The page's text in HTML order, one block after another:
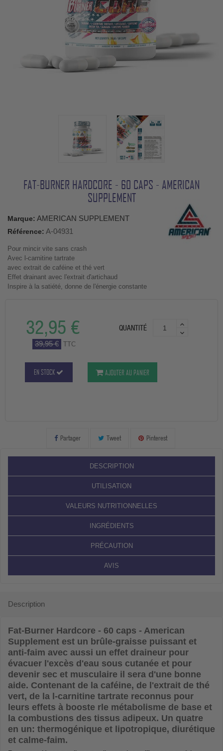
FAT-BURNER HARDCORE - 60 CAPS - AMERICAN
SUPPLEMENT
Marque: AMERICAN SUPPLEMENT
Référence: A-04931
Pour mincir vite sans crash
Avec l-carnitine tartrate
avec extrait de caféine et thé vert
Effet drainant avec l'extrait d'artichaud
Inspire à la satiété, donne de l'énergie constante
32,95 €
39,95 € TTC
QUANTITÉ
EN STOCK AJOUTER AU PANIER
Partager Tweet Pinterest
DESCRIPTION
UTILISATION
VALEURS NUTRITIONNELLES
INGRÉDIENTS
PRÉCAUTION
AVIS
Description
Fat-Burner Hardcore - 60 caps - American
Supplement est un brûle-graisse puissant et
anti-faim avec aussi un effet draineur pour
évacuer l'excès d'eau sous cutanée et pour
devenir sec et musculaire il sera d'une bonne
aide. Contenant de la caféine, de l'extrait de thé
vert, de la l-carnitine tartrate reconnus pour
leurs effets à booste rle métabolisme de base et
la combustions des tissus adipeux. Un quatre
en un: thermogénique et lipotropique, diurétique
et calme-faim.